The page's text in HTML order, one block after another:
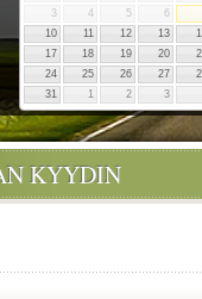
3
4 5
6
10
11 12 13
17
18 19 20
24
25 26 27
31
1 2 3
KYYDIN